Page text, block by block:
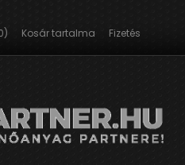
Kosár tartalma Fizetés